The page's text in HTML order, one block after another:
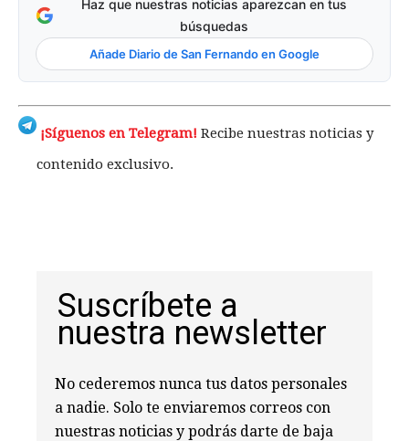
Haz que nuestras noticias aparezcan en tus
búsquedas
Añade Diario de San Fernando en Google
¡Síguenos en Telegram! Recibe nuestras noticias y
contenido exclusivo.
Suscríbete a
nuestra newsletter
No cederemos nunca tus datos personales
a nadie. Solo te enviaremos correos con
nuestras noticias y podrás darte de baja